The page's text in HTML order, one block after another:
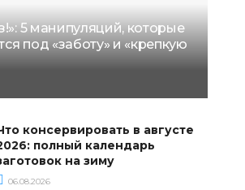
5 манипуляций, которые
под «заботу» и «крепкую
консервировать в августе
полный календарь
на зиму
06.08.2026